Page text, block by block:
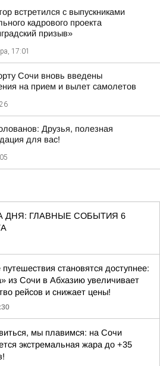
встретился с выпускниками
кадрового проекта
призыв»
17:01
Сочи вновь введены
на прием и вылет самолетов
Друзья, полезная
для вас!
ДНЯ: ГЛАВНЫЕ СОБЫТИЯ 6
становятся доступнее:
из Сочи в Абхазию увеличивает
рейсов и снижает цены!
мы плавимся: на Сочи
экстремальная жара до +35